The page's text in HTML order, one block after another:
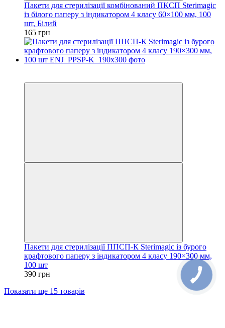
Пакети для стерилізації комбінований ПКСП Sterimagic
із білого паперу з індикатором 4 класу 60×100 мм, 100
шт, Білий
165 грн
Пакети для стерилізації ППСП-К Sterimagic із бурого
крафтового паперу з індикатором 4 класу 190×300 мм,
100 шт
390 грн
Показати ще 15 товарів